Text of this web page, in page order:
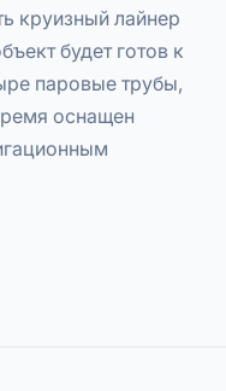
круизный лайнер
будет готов к
паровые трубы,
оснащен